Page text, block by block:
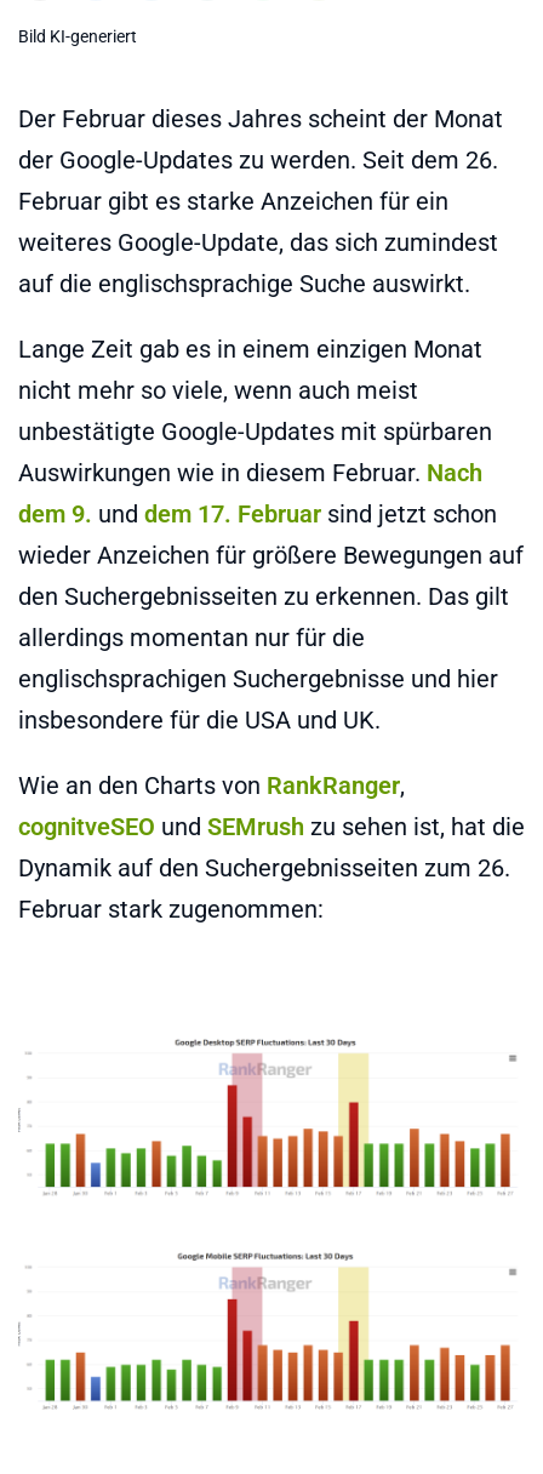
Bild KI-generiert
Der Februar dieses Jahres scheint der Monat
der Google-Updates zu werden. Seit dem 26.
Februar gibt es starke Anzeichen für ein
weiteres Google-Update, das sich zumindest
auf die englischsprachige Suche auswirkt.
Lange Zeit gab es in einem einzigen Monat
nicht mehr so viele, wenn auch meist
unbestätigte Google-Updates mit spürbaren
Auswirkungen wie in diesem Februar. Nach
dem 9. und dem 17. Februar sind jetzt schon
wieder Anzeichen für größere Bewegungen auf
den Suchergebnisseiten zu erkennen. Das gilt
allerdings momentan nur für die
englischsprachigen Suchergebnisse und hier
insbesondere für die USA und UK.
Wie an den Charts von RankRanger,
cognitveSEO und SEMrush zu sehen ist, hat die
Dynamik auf den Suchergebnisseiten zum 26.
Februar stark zugenommen: